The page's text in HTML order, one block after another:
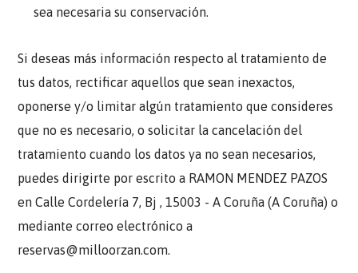
sea necesaria su conservación.
Si deseas más información respecto al tratamiento de
tus datos, rectificar aquellos que sean inexactos,
oponerse y/o limitar algún tratamiento que consideres
que no es necesario, o solicitar la cancelación del
tratamiento cuando los datos ya no sean necesarios,
puedes dirigirte por escrito a RAMON MENDEZ PAZOS
en Calle Cordelería 7, Bj , 15003 - A Coruña (A Coruña) o
mediante correo electrónico a
reservas@milloorzan.com.